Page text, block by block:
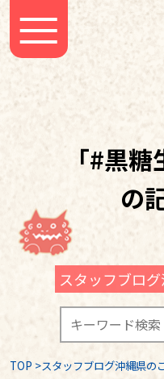
「#黒糖
の
スタッフブロ
TOP >スタッフブログ沖縄県の